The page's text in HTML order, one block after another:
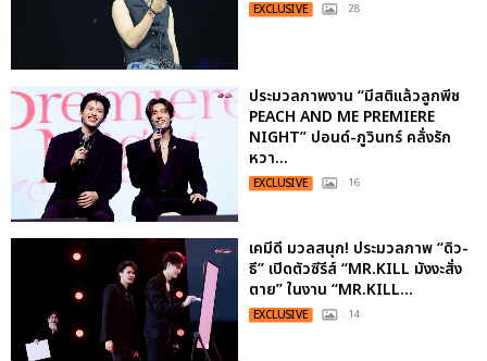
EXCLUSIVE : 28
ประมวลภาพงาน “มีสติแล้วลูกพีช
PEACH AND ME PREMIERE
NIGHT” ปอนด์-ภูวินทร์ คลั่งรัก
หวา...
EXCLUSIVE : 16
เคมีดี มวลสนุก! ประมวลภาพ “ดิว-
ธี” เปิดตัวซีรีส์ “MR.KILL มังงะสั่ง
ตาย” ในงาน “MR.KILL...
EXCLUSIVE : 14